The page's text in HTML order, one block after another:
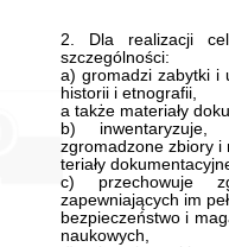
2. Dla realizacji
szczególności:
a) gromadzi zabytki i
historii i etnografii,
a także materiały
b) inwentaryzuje,
zgromadzone zbiory i
teriały
c) przechowuje
zapewniających im
bezpieczeństwo i
naukowych,